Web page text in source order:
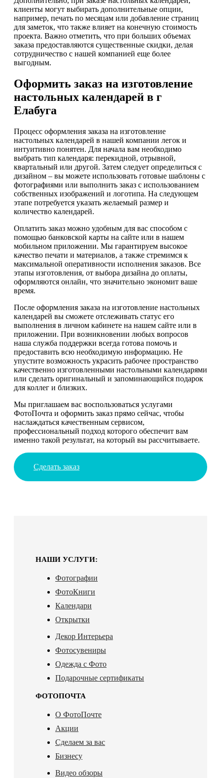
клиенты могут выбирать дополнительные опции,
например, печать по месяцам или добавление страниц
для заметок, что также влияет на конечную стоимость
проекта. Важно отметить, что при больших объемах
заказа предоставляются существенные скидки, делая
сотрудничество с нашей компанией еще более
выгодным.
Оформить заказ на изготовление
настольных календарей в г
Елабуга
Процесс оформления заказа на изготовление
настольных календарей в нашей компании легок и
интуитивно понятен. Для начала вам необходимо
выбрать тип календаря: перекидной, отрывной,
квартальный или другой. Затем следует определиться с
дизайном – вы можете использовать готовые шаблоны с
фотографиями или выполнить заказ с использованием
собственных изображений и логотипа. На следующем
этапе потребуется указать желаемый размер и
количество календарей.
Оплатить заказ можно удобным для вас способом с
помощью банковской карты на сайте или в нашем
мобильном приложении. Мы гарантируем высокое
качество печати и материалов, а также стремимся к
максимальной оперативности исполнения заказов. Все
этапы изготовления, от выбора дизайна до оплаты,
оформляются онлайн, что значительно экономит ваше
время.
После оформления заказа на изготовление настольных
календарей вы сможете отслеживать статус его
выполнения в личном кабинете на нашем сайте или в
приложении. При возникновении любых вопросов
наша служба поддержки всегда готова помочь и
предоставить всю необходимую информацию. Не
упустите возможность украсить рабочее пространство
качественно изготовленными настольными календарями
или сделать оригинальный и запоминающийся подарок
для коллег и близких.
Мы приглашаем вас воспользоваться услугами
ФотоПочта и оформить заказ прямо сейчас, чтобы
наслаждаться качественным сервисом,
профессиональный подход которого обеспечит вам
именно такой результат, на который вы рассчитываете.
Сделать заказ
НАШИ УСЛУГИ:
Фотографии
ФотоКниги
Календари
Открытки
Декор Интерьера
Фотосувениры
Одежда с Фото
Подарочные сертификаты
ФОТОПОЧТА
О ФотоПочте
Акции
Сделаем за вас
Бизнесу
Видео обзоры